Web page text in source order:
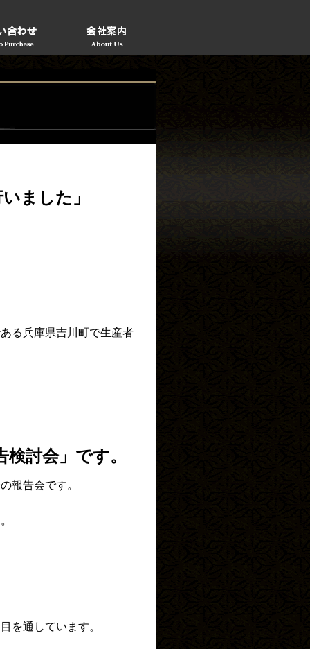
ました」
る兵庫県吉川町で生産者
討会」です。
報告会です。
を通しています。